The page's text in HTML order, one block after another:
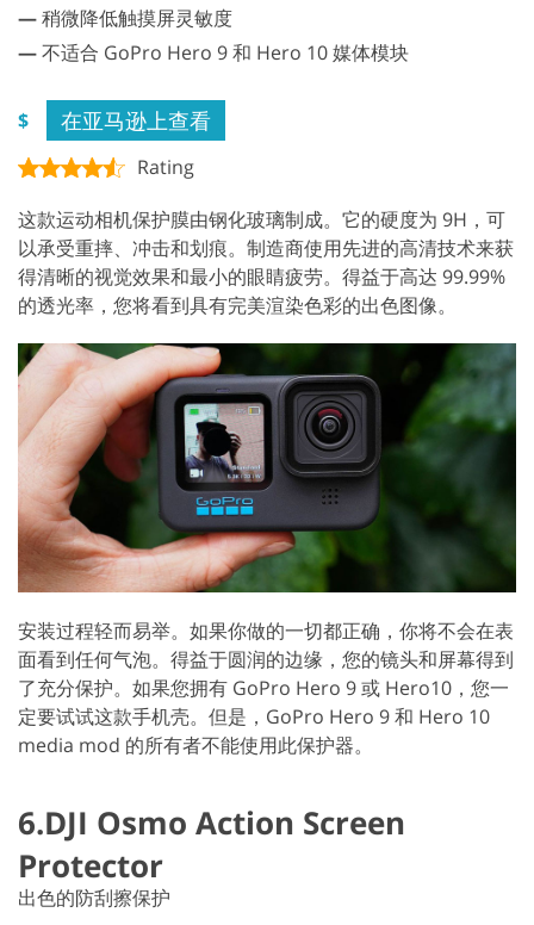
—稍微降低触摸屏灵敏度
—不适合 GoPro Hero 9 和 Hero 10 媒体模块
$ 在亚马逊上查看
Rating
这款运动相机保护膜由钢化玻璃制成。它的硬度为 9H，可
以承受重摔、冲击和划痕。制造商使用先进的高清技术来获
得清晰的视觉效果和最小的眼睛疲劳。得益于高达 99.99%
的透光率，您将看到具有完美渲染色彩的出色图像。
安装过程轻而易举。如果你做的一切都正确，你将不会在表
面看到任何气泡。得益于圆润的边缘，您的镜头和屏幕得到
了充分保护。如果您拥有 GoPro Hero 9 或 Hero10，您一
定要试试这款手机壳。但是，GoPro Hero 9 和 Hero 10
media mod 的所有者不能使用此保护器。
6.DJI Osmo Action Screen
Protector
出色的防刮擦保护